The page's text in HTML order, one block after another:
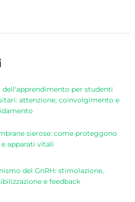
dell'apprendimento per studenti
attenzione, coinvolgimento e
sierose: come proteggono
apparati vitali
del GnRH: stimolazione,
e feedback